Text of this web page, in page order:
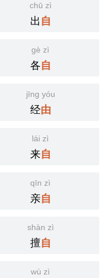
chū zì
出自
gè zì
各自
jīng yóu
经由
lái zì
来自
qīn zì
亲自
shàn zì
擅自
wù zì